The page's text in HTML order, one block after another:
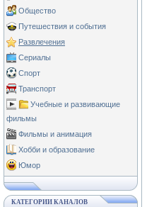
Общество
Путешествия и события
Развлечения
Сериалы
Спорт
Транспорт
Учебные и развивающие
фильмы
Фильмы и анимация
Хобби и образование
Юмор
КАТЕГОРИИ КАНАЛОВ